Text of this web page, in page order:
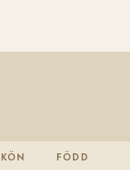
KÖN FÖDD